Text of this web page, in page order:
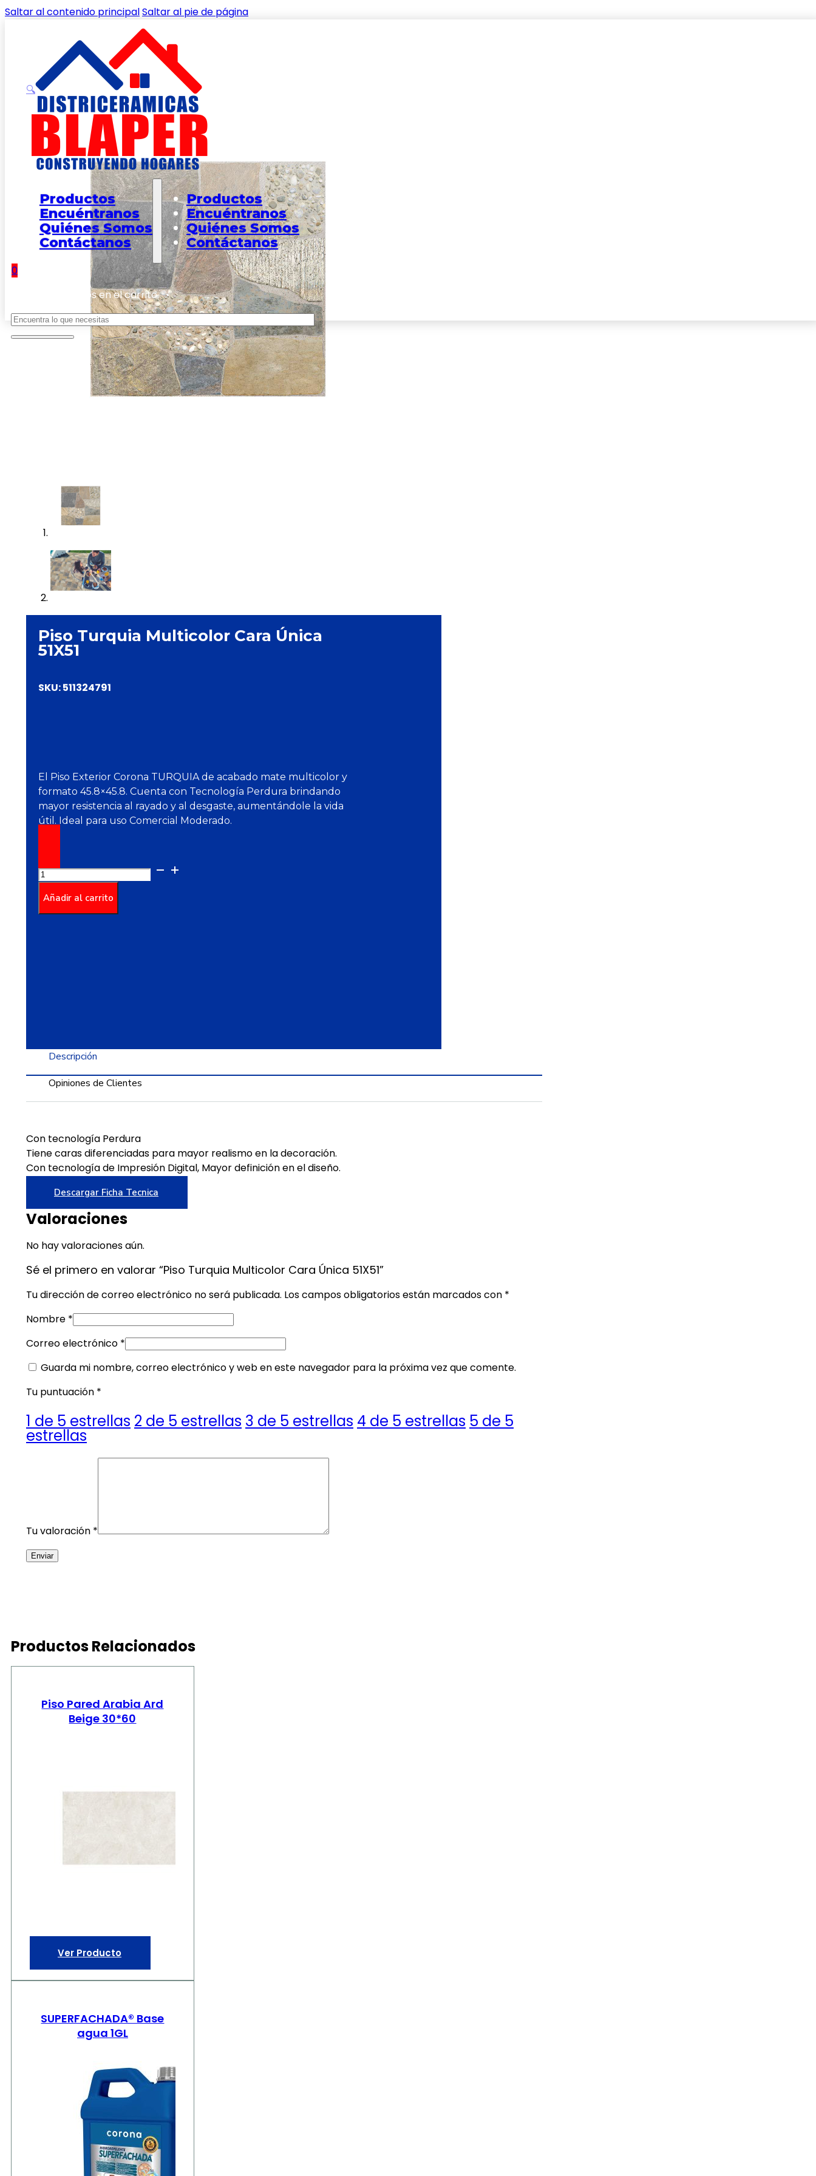
Saltar al contenido principalSaltar al pie de página
Productos
Encuéntranos
Quiénes Somos
Contáctanos
Productos
Encuéntranos
Quiénes Somos
Contáctanos
0
No hay productos en el carrito.
Buscar
Inicio/Shop/PISOS/PISOS EXTERIOR/Piso Turquia Multicolor Cara Única 51X51
🔍
Piso Turquia Multicolor Cara Única
51X51
SKU:511324791
El Piso Exterior Corona TURQUIA de acabado mate multicolor y
formato 45.8×45.8. Cuenta con Tecnología Perdura brindando
mayor resistencia al rayado y al desgaste, aumentándole la vida
útil. Ideal para uso Comercial Moderado.
Piso
Turquia
Multicolor
Cara
Añadir al carrito
Descripción
Opiniones de Clientes
Con tecnología Perdura
Tiene caras diferenciadas para mayor realismo en la decoración.
Con tecnología de Impresión Digital, Mayor definición en el diseño.
Descargar Ficha Tecnica
Valoraciones
No hay valoraciones aún.
Sé el primero en valorar “Piso Turquia Multicolor Cara Única 51X51”
Tu dirección de correo electrónico no será publicada. Los campos obligatorios están marcados con *
Nombre *
Correo electrónico *
Guarda mi nombre, correo electrónico y web en este navegador para la próxima vez que comente.
Tu puntuación *
1 de 5 estrellas 2 de 5 estrellas 3 de 5 estrellas 4 de 5 estrellas 5 de 5
estrellas
Tu valoración *
Productos Relacionados
Piso Pared Arabia Ard
Beige 30*60
Ver Producto
SUPERFACHADA® Base
agua 1GL